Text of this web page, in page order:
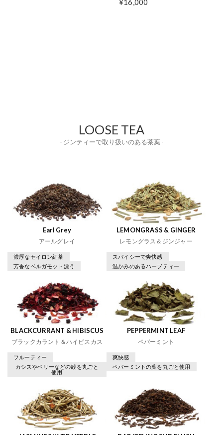
¥16,000
LOOSE TEA
- ジンティーで取り扱いのある茶葉 -
Earl Grey
アールグレイ
濃厚なセイロン紅茶
芳香なベルガモット漂う
LEMONGRASS & GINGER
レモングラス＆ジンジャー
スパイシーで爽快感
温かみのあるハーブティー
BLACKCURRANT & HIBISCUS
ブラックカラント＆ハイビスカス
フルーティー
カシスやベリーなどの殻を丸ごと
使用
PEPPERMINT LEAF
ペパーミント
爽快感
ペパーミントの葉を丸ごと使用